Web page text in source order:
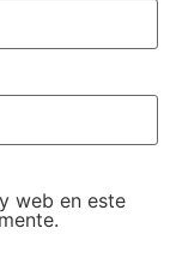
web en este